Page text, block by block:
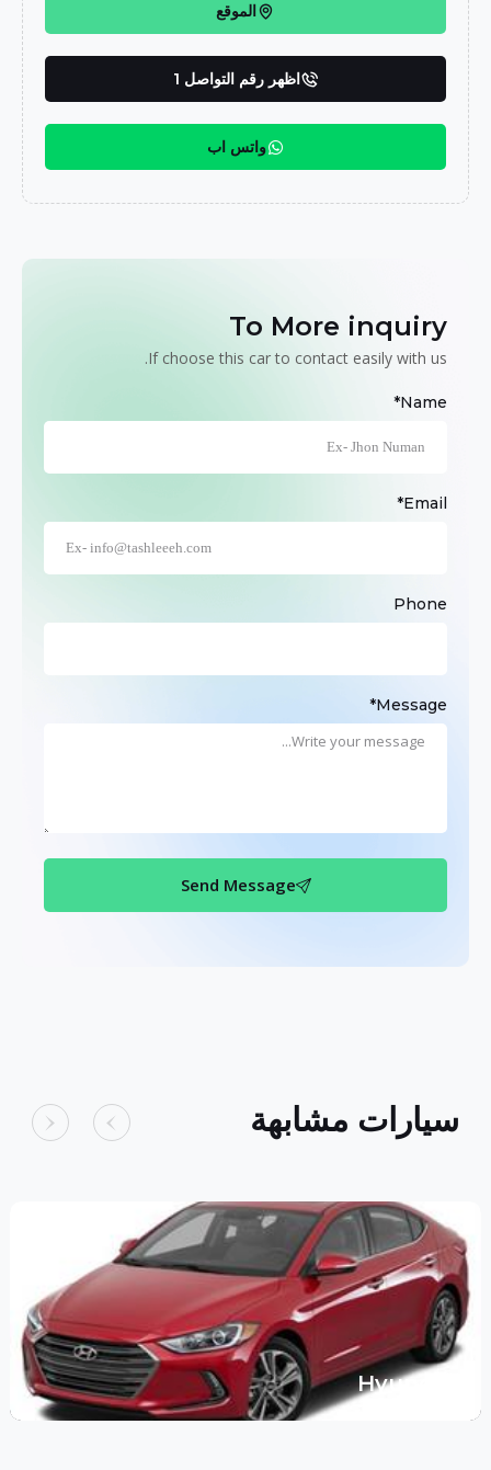
الموقع
اظهر رقم التواصل 1
واتس اب
To More inquiry
If choose this car to contact easily with us.
Name*
Email*
Phone
Message*
Send Message
سيارات مشابهة
Hyundai